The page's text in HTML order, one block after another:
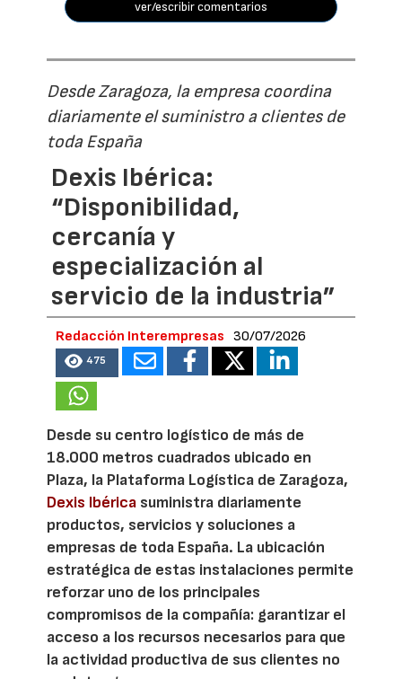
ver/escribir comentarios
Desde Zaragoza, la empresa coordina
diariamente el suministro a clientes de
toda España
Dexis Ibérica:
“Disponibilidad,
cercanía y
especialización al
servicio de la industria”
Redacción Interempresas 30/07/2026
475
Desde su centro logístico de más de
18.000 metros cuadrados ubicado en
Plaza, la Plataforma Logística de Zaragoza,
Dexis Ibérica suministra diariamente
productos, servicios y soluciones a
empresas de toda España. La ubicación
estratégica de estas instalaciones permite
reforzar uno de los principales
compromisos de la compañía: garantizar el
acceso a los recursos necesarios para que
la actividad productiva de sus clientes no